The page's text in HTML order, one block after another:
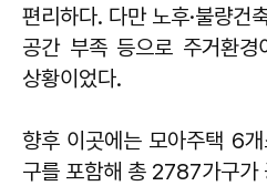
편리하다. 다만 노후·불량건
공간 부족 등으로 주거환
상황이었다.
향후 이곳에는 모아주택 6
구를 포함해 총 2787가구가